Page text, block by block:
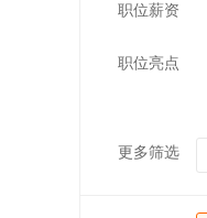
职位薪资
职位亮点
更多筛选